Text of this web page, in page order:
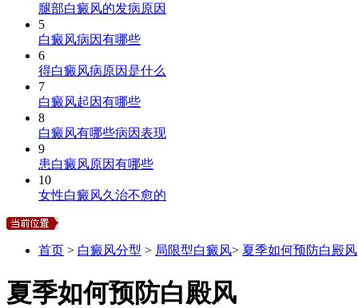
腿部白癜风的发病原因
5
白癜风病因有哪些
6
得白癜风病原因是什么
7
白癜风起因有哪些
8
白癜风有哪些病因表现
9
患白癜风原因有哪些
10
女性白癜风久治不愈的
首页 > 白癜风分型 > 局限型白癜风> 夏季如何预防白殿风
夏季如何预防白殿风